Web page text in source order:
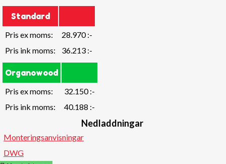
Standard
Pris ex moms:
28.970 :-
Pris ink moms:
36.213 :-
Organowood
Pris ex moms:
32.150 :-
Pris ink moms:
40.188 :-
Nedladdningar
Monteringsanvisningar
DWG